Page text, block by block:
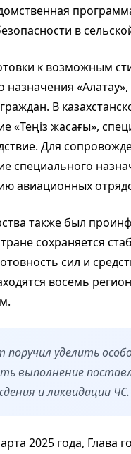
в
к возможным
назначения
В
«Теңіз жасағы»,
Для
специального
авиационных
также был
сохраняется
сил и
восемь
поручил уделить
выполнение
и ликвидации ЧС.
2025 года, Глава